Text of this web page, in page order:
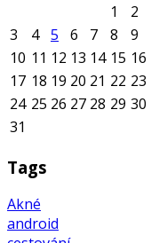
1
2
3
4 5 6 7 8
9
10 11 12 13 14 15 16
17 18 19 20 21 22 23
24 25 26 27 28 29 30
31
Tags
Akné
android